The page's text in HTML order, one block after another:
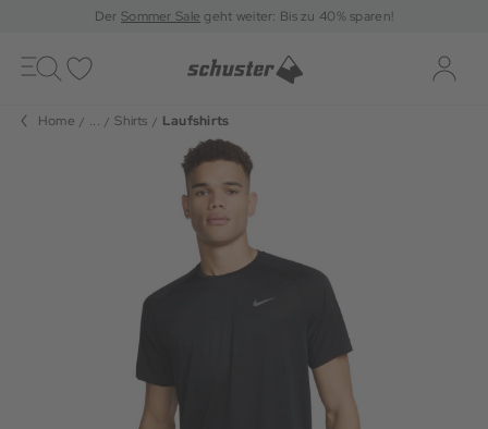
DerSommer Sale geht weiter: Bis zu 40% sparen!
Toggle
navigation
Home ... Shirts Laufshirts